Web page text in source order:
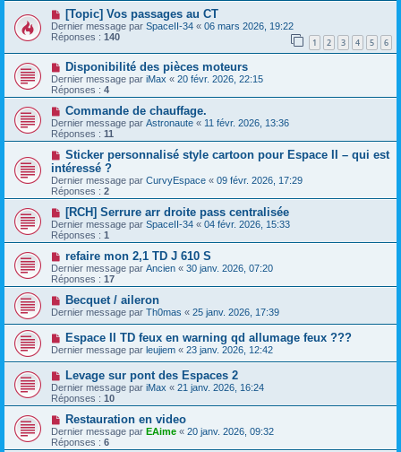
[Topic] Vos passages au CT
Dernier message par SpaceII-34 « 06 mars 2026, 19:22
Réponses : 140 1 2 3 4 5 6
Disponibilité des pièces moteurs
Dernier message par iMax « 20 févr. 2026, 22:15
Réponses : 4
Commande de chauffage.
Dernier message par Astronaute « 11 févr. 2026, 13:36
Réponses : 11
Sticker personnalisé style cartoon pour Espace II – qui est
intéressé ?
Dernier message par CurvyEspace « 09 févr. 2026, 17:29
Réponses : 2
[RCH] Serrure arr droite pass centralisée
Dernier message par SpaceII-34 « 04 févr. 2026, 15:33
Réponses : 1
refaire mon 2,1 TD J 610 S
Dernier message par Ancien « 30 janv. 2026, 07:20
Réponses : 17
Becquet / aileron
Dernier message par Th0mas « 25 janv. 2026, 17:39
Espace II TD feux en warning qd allumage feux ???
Dernier message par leujiem « 23 janv. 2026, 12:42
Levage sur pont des Espaces 2
Dernier message par iMax « 21 janv. 2026, 16:24
Réponses : 10
Restauration en video
Dernier message par EAime « 20 janv. 2026, 09:32
Réponses : 6